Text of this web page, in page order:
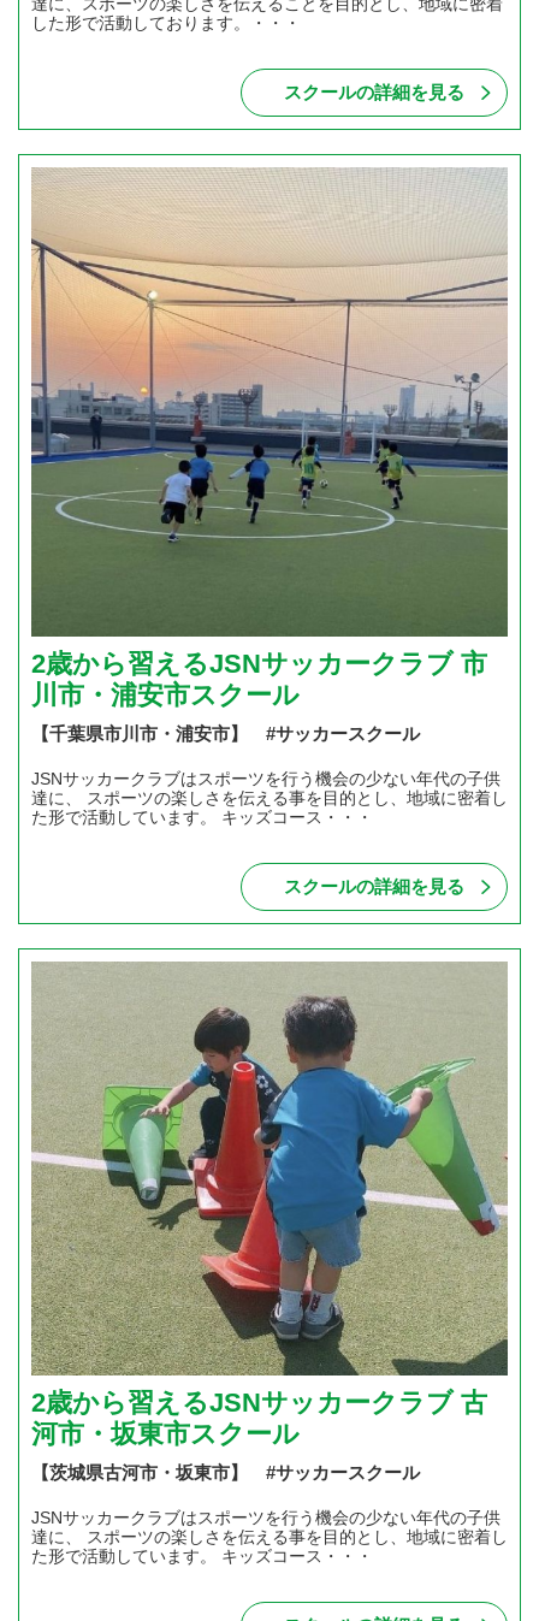
した形で活動しております。・・・
スクールの詳細を見る
2歳から習えるJSNサッカークラブ 市
川市・浦安市スクール
【千葉県市川市・浦安市】 #サッカースクール
JSNサッカークラブはスポーツを行う機会の少ない年代の子供
達に、 スポーツの楽しさを伝える事を目的とし、地域に密着し
た形で活動しています。 キッズコース・・・
スクールの詳細を見る
2歳から習えるJSNサッカークラブ 古
河市・坂東市スクール
【茨城県古河市・坂東市】 #サッカースクール
JSNサッカークラブはスポーツを行う機会の少ない年代の子供
達に、 スポーツの楽しさを伝える事を目的とし、地域に密着し
た形で活動しています。 キッズコース・・・